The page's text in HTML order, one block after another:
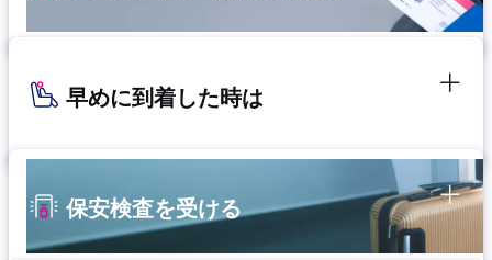
早めに到着した時は
保安検査を受ける